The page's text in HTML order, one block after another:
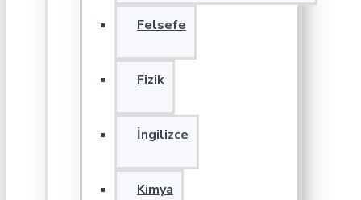
Felsefe
Fizik
İngilizce
Kimya